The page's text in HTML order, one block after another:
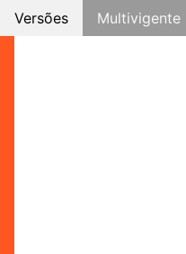
Versões Multivigente